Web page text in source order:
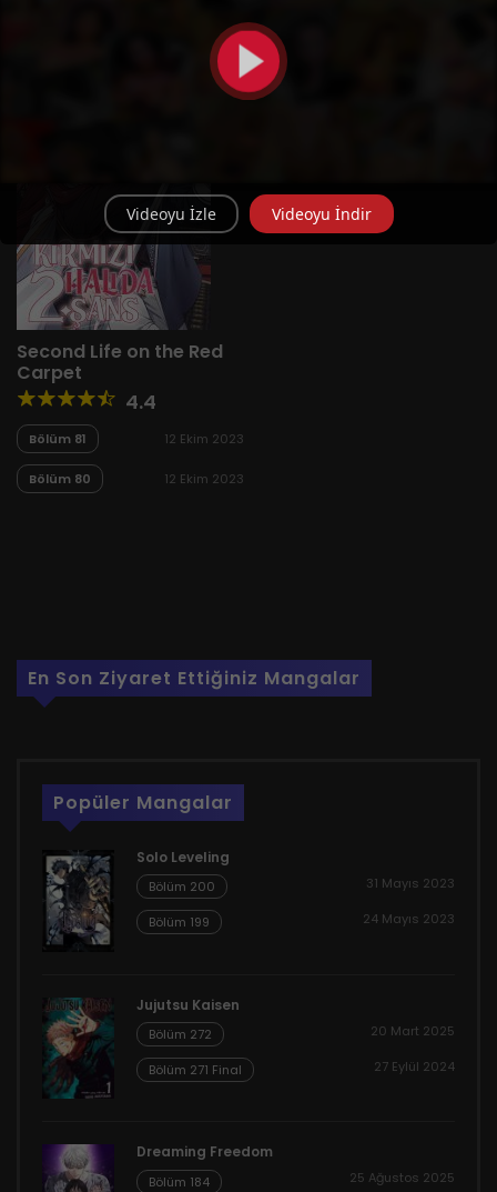
Second Life on the Red
Carpet
4.4
Bölüm 81 12 Ekim 2023
Bölüm 80 12 Ekim 2023
En Son Ziyaret Ettiğiniz Mangalar
Popüler Mangalar
Solo Leveling
Bölüm 200 31 Mayıs 2023
Bölüm 199 24 Mayıs 2023
Jujutsu Kaisen
Bölüm 272 20 Mart 2025
Bölüm 271 Final 27 Eylül 2024
Dreaming Freedom
Bölüm 184 25 Ağustos 2025
Videoyu İzle Videoyu İndir